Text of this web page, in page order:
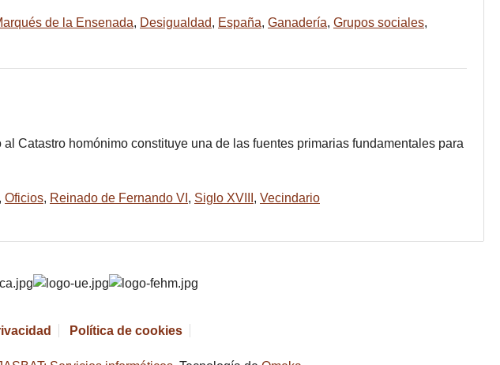
de la Ensenada, Desigualdad, España, Ganadería, Grupos sociales,
Catastro homónimo constituye una de las fuentes primarias fundamentales para
, Oficios, Reinado de Fernando VI , Siglo XVIII , Vecindario
Política de cookies